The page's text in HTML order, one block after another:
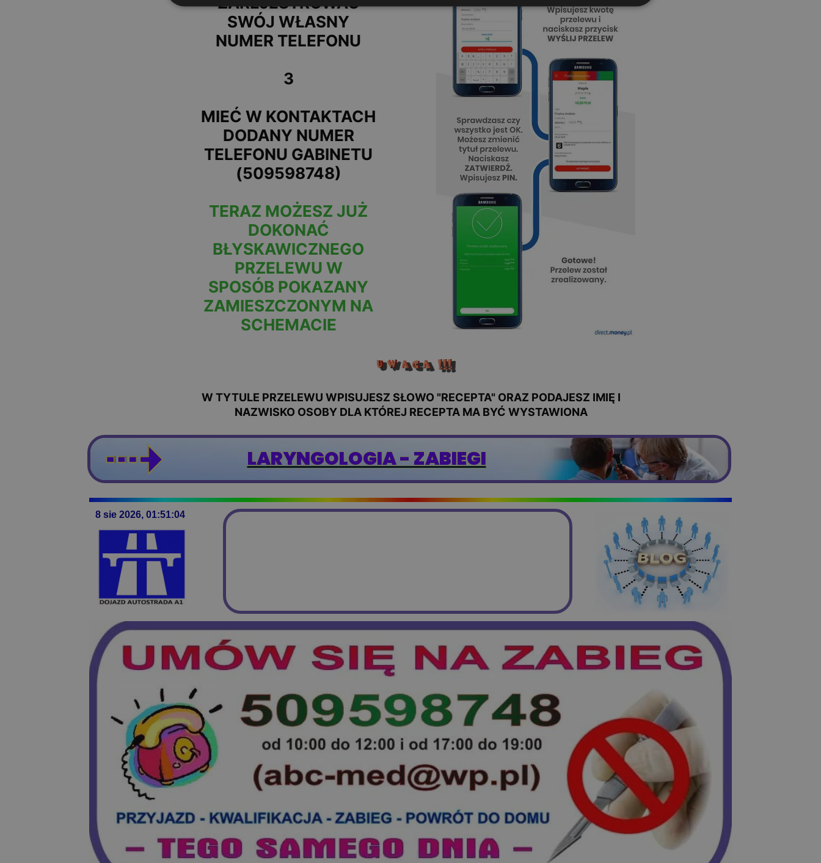
SWÓJ WŁASNY
NUMER TELEFONU
3
MIEĆ W KONTAKTACH
DODANY NUMER
TELEFONU GABINETU
(509598748)
TERAZ MOŻESZ JUŻ
DOKONAĆ
BŁYSKAWICZNEGO
PRZELEWU W
SPOSÓB POKAZANY
ZAMIESZCZONYM NA
SCHEMACIE
W TYTULE PRZELEWU WPISUJESZ SŁOWO "RECEPTA" ORAZ PODAJESZ IMIĘ I
NAZWISKO OSOBY DLA KTÓREJ RECEPTA MA BYĆ WYSTAWIONA
LARYNGOLOGIA - ZABIEGI